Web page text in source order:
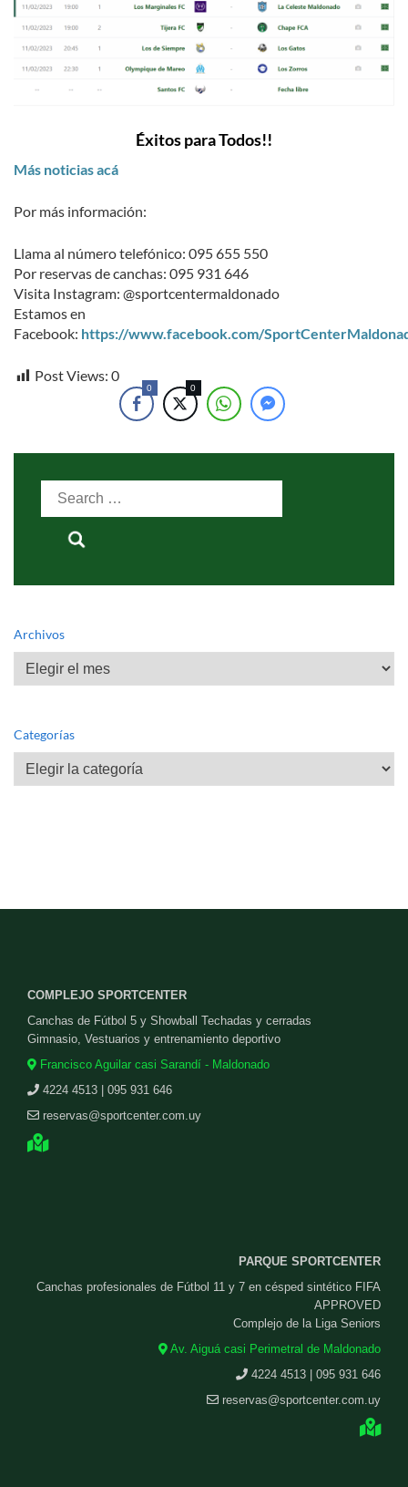
Éxitos para Todos!!
Más noticias acá
Por más información:
Llama al número telefónico: 095 655 550
Por reservas de canchas: 095 931 646
Visita Instagram: @sportcentermaldonado
Estamos en
Facebook: https://www.facebook.com/
Post Views: 0
0 0
Search
Archivos
Archivos
Categorías
Categorías
COMPLEJO SPORTCENTER
Canchas de Fútbol 5 y Showball Techadas y cerradas
Gimnasio, Vestuarios y entrenamiento deportivo
Francisco Aguilar casi Sarandí - Maldonado
4224 4513 | 095 931 646
reservas@sportcenter.com.uy
PARQUE SPORTCENTER
Canchas profesionales de Fútbol 11 y 7 en césped sintético FIFA
APPROVED
Complejo de la Liga Seniors
Av. Aiguá casi Perimetral de Maldonado
4224 4513 | 095 931 646
reservas@sportcenter.com.uy